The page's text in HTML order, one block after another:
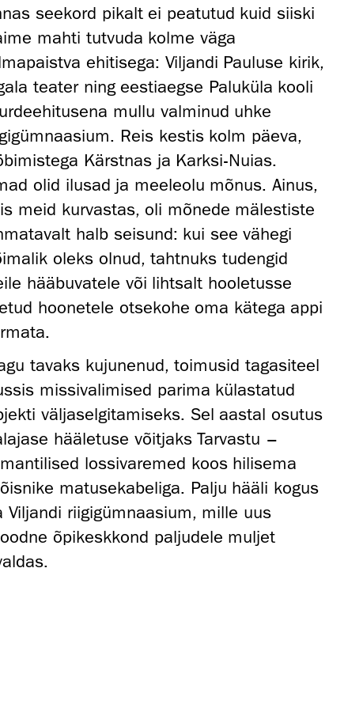
seekord pikalt ei peatutud kuid siiski
mahti tutvuda kolme väga
ehitisega: Viljandi Pauluse kirik,
teater ning eestiaegse Paluküla kooli
mullu valminud uhke
Reis kestis kolm päeva,
Kärstnas ja Karksi-Nuias.
olid ilusad ja meeleolu mõnus. Ainus,
meid kurvastas, oli mõnede mälestiste
halb seisund: kui see vähegi
oleks olnud, tahtnuks tudengid
hääbuvatele või lihtsalt hooletusse
hoonetele otsekohe oma kätega appi
tavaks kujunenud, toimusid tagasiteel
missivalimised parima külastatud
väljaselgitamiseks. Sel aastal osutus
hääletuse võitjaks Tarvastu –
lossivaremed koos hilisema
matusekabeliga. Palju hääli kogus
Viljandi riigigümnaasium, mille uus
õpikeskkond paljudele muljet